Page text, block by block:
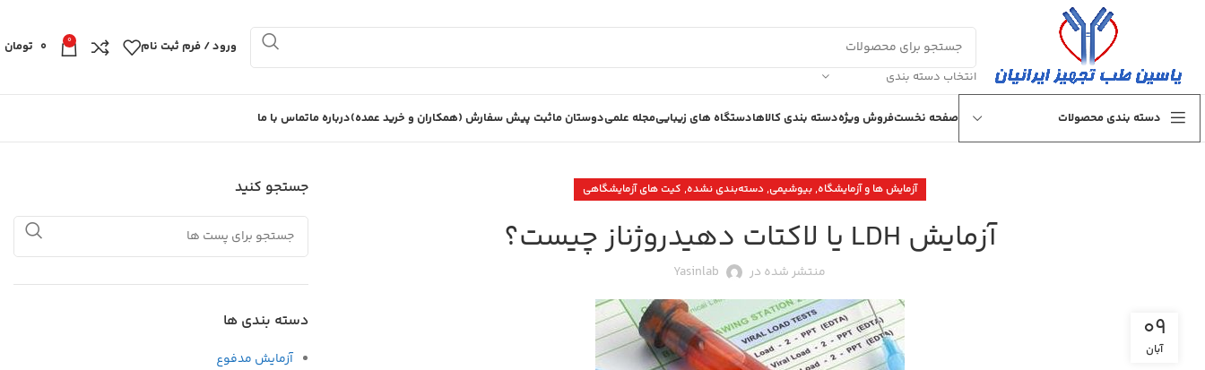
انتخاب دسته بندی
ورود / فرم ثبت نام 0
0 تومان
دسته بندی محصولات صفحه نخستفروش ویژهدسته بندی کالاهادستگاه های زیباییمجله علمیدوستان ماثبت پیش سفارش (همکاران و خرید عمده)درباره ماتماس با ما
آزمایش ها و آزمایشگاه,بیوشیمی,دسته‌بندی نشده, کیت های آزمایشگاهی
آزمایش LDH یا لاکتات دهیدروژناز چیست؟
منتشر شده در Yasinlab
09
آبان
جستجو کنید
دسته بندی ها
آزمایش مدفوع